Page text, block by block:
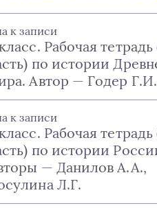
к записи
Рабочая тетрадь
по истории
Автор — Годер Г.И.
к записи
Рабочая тетрадь
по истории
— Данилов А.А.,
Л.Г.